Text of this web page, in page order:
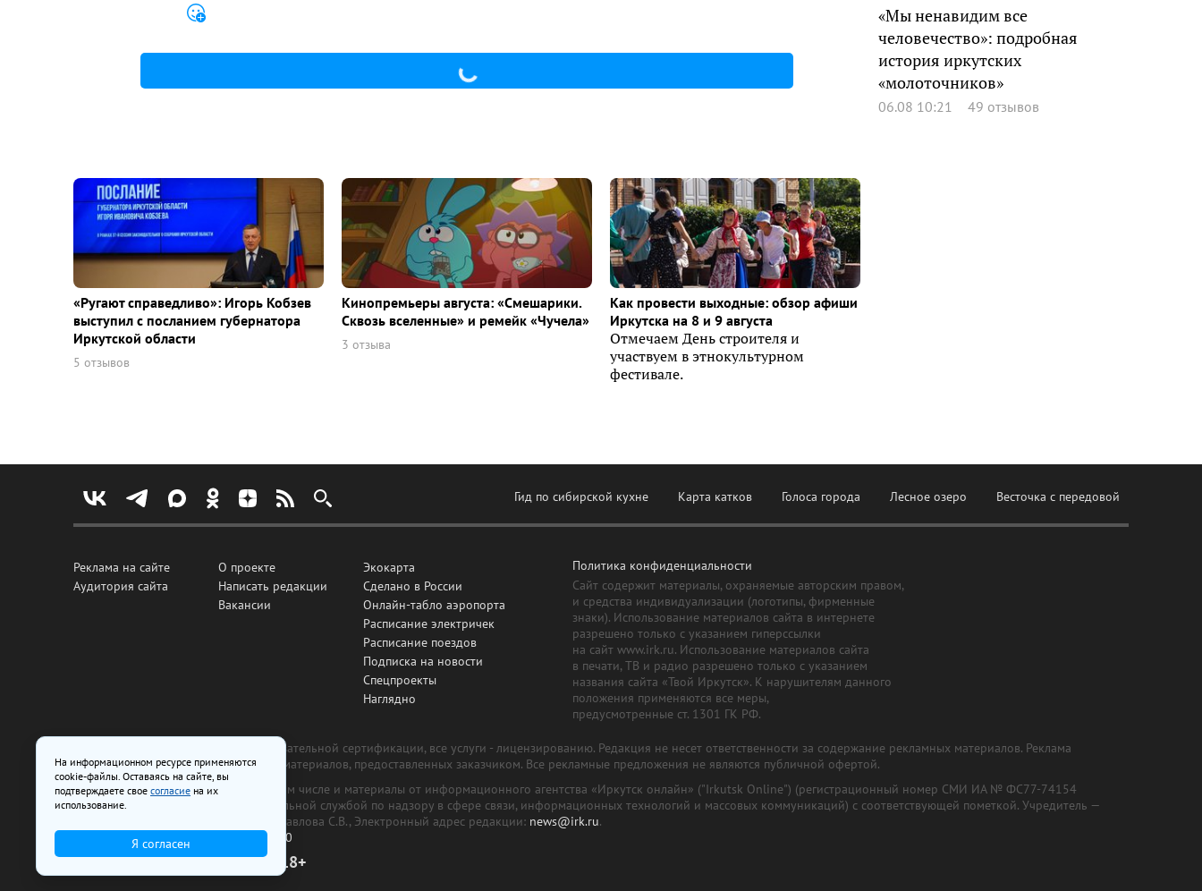
«Мы ненавидим все
человечество»: подробная
история иркутских
«молоточников»
06.08 10:21 49 отзывов
«Ругают справедливо»: Игорь Кобзев
выступил с посланием губернатора
Иркутской области
5 отзывов
Кинопремьеры августа: «Смешарики.
Сквозь вселенные» и ремейк «Чучела»
3 отзыва
Как провести выходные: обзор афиши
Иркутска на 8 и 9 августа
Отмечаем День строителя и
участвуем в этнокультурном
фестивале.
Гид по сибирской кухне Карта катков Голоса города Лесное озеро Весточка с передовой
Реклама на сайте
Аудитория сайта
О проекте
Написать редакции
Вакансии
Экокарта
Сделано в России
Онлайн-табло аэропорта
Расписание электричек
Расписание поездов
Подписка на новости
Спецпроекты
Наглядно
Политика конфиденциальности
Сайт содержит материалы, охраняемые авторским правом,
и средства индивидуализации (логотипы, фирменные
знаки). Использование материалов сайта в интернете
разрешено только с указанием гиперссылки
на сайт www.irk.ru. Использование материалов сайта
в печати, ТВ и радио разрешено только с указанием
названия сайта «Твой Иркутск». К нарушителям данного
положения применяются все меры,
предусмотренные ст. 1301 ГК РФ.
Все рекламные товары подлежат обязательной сертификации, все услуги - лицензированию. Редакция не несет ответственности за содержание рекламных материалов. Реклама
изготовлена и размещена на основе материалов, предоставленных заказчиком. Все рекламные предложения не являются публичной офертой.
На сайте www.irk.ru размещаются в том числе и материалы от информационного агентства «Иркутск онлайн» ("Irkutsk Online") (регистрационный номер СМИ ИА № ФС77-74154
от 29 октября 2018 г., выдан Федеральной службой по надзору в сфере связи, информационных технологий и массовых коммуникаций) с соответствующей пометкой. Учредитель —
ООО «Ирк.ру». Главный редактор — Павлова С.В., Электронный адрес редакции: news@irk.ru.
Телефон редакции:
+7 (3952) 48-88-50
18+
На информационном ресурсе применяются
cookie-файлы. Оставаясь на сайте, вы
подтверждаете свое согласие на их
использование.
Я согласен